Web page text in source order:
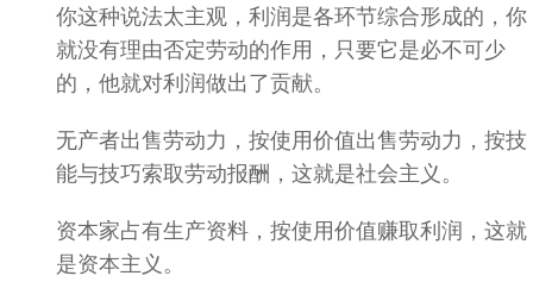
你这种说法太主观，利润是各环节综合形成的，你
就没有理由否定劳动的作用，只要它是必不可少
的，他就对利润做出了贡献。
无产者出售劳动力，按使用价值出售劳动力，按技
能与技巧索取劳动报酬，这就是社会主义。
资本家占有生产资料，按使用价值赚取利润，这就
是资本主义。